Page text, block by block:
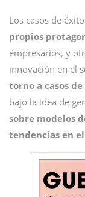
Los casos de
propios
empresarios, y
innovación en el
torno a casos
bajo la idea de
sobre modelos
tendencias en